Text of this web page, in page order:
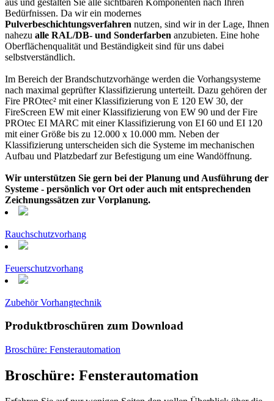
Bedürfnissen. Da wir ein modernes
Pulverbeschichtungsverfahren nutzen, sind wir in der Lage, Ihnen
nahezu alle RAL/DB- und Sonderfarben anzubieten. Eine hohe
Oberflächenqualität und Beständigkeit sind für uns dabei
selbstverständlich.
Im Bereich der Brandschutzvorhänge werden die Vorhangsysteme
nach maximal geprüfter Klassifizierung unterteilt. Dazu gehören der
Fire PROtec² mit einer Klassifizierung von E 120 EW 30, der
FireScreen EW mit einer Klassifizierung von EW 90 und der Fire
PROtec EI MARC mit einer Klassifizierung von EI 60 und EI 120
mit einer Größe bis zu 12.000 x 10.000 mm. Neben der
Klassifizierung unterscheiden sich die Systeme im mechanischen
Aufbau und Platzbedarf zur Befestigung um eine Wandöffnung.
Wir unterstützen Sie gern bei der Planung und Ausführung der
Systeme - persönlich vor Ort oder auch mit entsprechenden
Zeichnungssätzen zur Vorplanung.
Rauchschutzvorhang
Feuerschutzvorhang
Zubehör Vorhangtechnik
Produktbroschüren zum Download
Broschüre: Fensterautomation
Broschüre: Fensterautomation